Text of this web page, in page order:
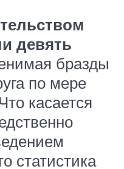
девять
бразды
по мере
касается
статистика